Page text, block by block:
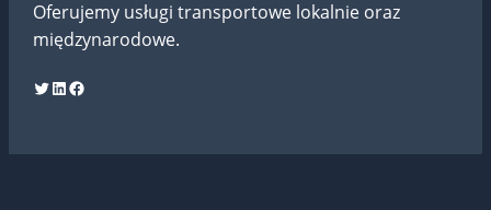
Oferujemy usługi transportowe lokalnie oraz
międzynarodowe.
Twitter LinkedIn Facebook